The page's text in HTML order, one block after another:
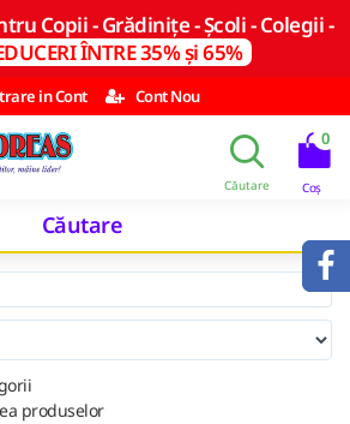
Copii - Grădinițe - Școli - Colegii -
ÎNTRE 35% și 65%
in Cont
Cont Nou
0
Căutare
produselor